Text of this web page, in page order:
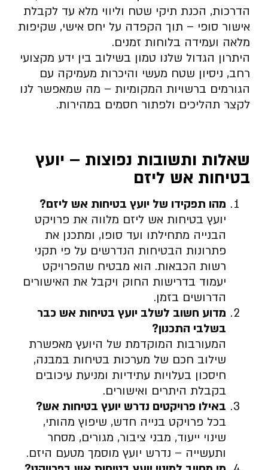
הדרכות, הכנת תיקי שטח וליווי מלא עד לקבלת
אישור סופי – תוך הקפדה על יחס אישי, שקיפות
מלאה ועמידה בלוחות זמנים.
היתרון הגדול שלנו טמון בשילוב בין ידע מקצועי
רחב, ניסיון שטח מעשי והיכרות מעמיקה עם
הגורמים ברשויות המקומיות – מה שמאפשר לנו
לקצר תהליכים ולפתור חסמים במהירות.
שאלות ותשובות נפוצות – יועץ
בטיחות אש ליזם
מהו תפקידו של יועץ בטיחות אש ליזם?
יועץ בטיחות אש ליזם מלווה את פרויקט
הבנייה מתחילתו ועד סופו, ומתכנן את
פתרונות הבטיחות הנדרשים על פי תקני
רשות הכבאות. הוא מבטיח שהפרויקט
יעמוד בדרישות החוק ויקבל את האישורים
הדרושים בזמן.
מדוע חשוב לשלב יועץ בטיחות אש כבר
בשלבי התכנון?
המעורבות המוקדמת של היועץ מאפשרת
שילוב חכם של מערכות בטיחות במבנה,
חיסכון בעלויות עתידיות ומניעת עיכובים
בקבלת היתרים ואישורים.
באילו פרויקטים נדרש יועץ בטיחות אש?
בכל פרויקט בנייה חדש, שיפוץ מהותי,
שינוי ייעוד, מבני ציבור, מגורים, מסחר
ותעשייה – נדרש יועץ מוסמך מטעם היזם.